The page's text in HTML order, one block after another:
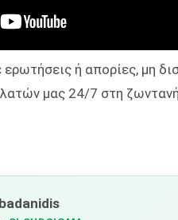
ή απορίες, μη
μας 24/7 στη